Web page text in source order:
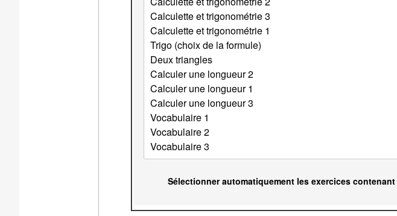
Sélectionner automatiquement les exercices contenant